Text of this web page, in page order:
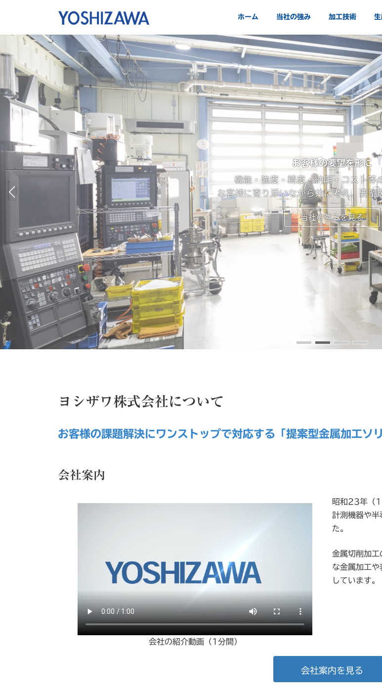
ツ
キ
ッ
シ
に
移
ホーム 当社の強み 加工技術 生
100年続くものづくり企業を
三鷹の地にて、昭和23年の創業から70年を超
精密部品等の金属加工を手掛け
会社案内を見る
お客様の要望を形に
機能・強度・精度・納期・コスト等
お客様に寄り添いながら共に考え、要望
当社の強みを見る
高精度・高品質
計測器関連の仕事に長く携わってき
精度に関しては非常に厳しく高い水準で技術
加工技術を見る
ワンストップの生産体制
CAD入力・素材手配・表面処理まで
出荷品質検査での設備と大切を整え、ワンストッ
生産体制をみる
ヨシザワ株式会社について
お客様の課題解決にワンストップで対応する「提案型金属加工ソ
会社案内
会社の紹介動画（1分間）
昭和23年（
計測機器や半
た。
金属切削加工
な金属加工
しています。
会社案内を見る